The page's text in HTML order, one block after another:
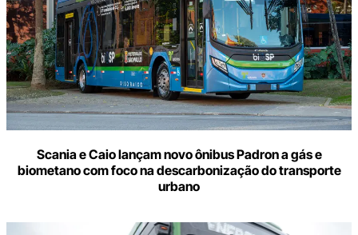
Scania e Caio lançam novo ônibus Padron a gás e
biometano com foco na descarbonização do transporte
urbano